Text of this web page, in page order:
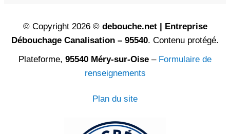
© Copyright 2026 © debouche.net | Entreprise
Débouchage Canalisation – 95540. Contenu protégé.
Plateforme, 95540 Méry-sur-Oise – Formulaire de
renseignements
Plan du site